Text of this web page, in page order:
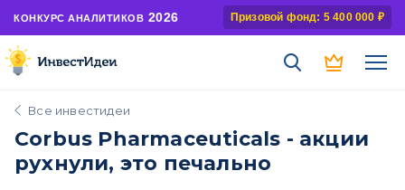
КОНКУРС АНАЛИТИКОВ 2026 Призовой фонд: 5 400 000 ₽
Все инвестидеи
Corbus Pharmaceuticals - акции
рухнули, это печально